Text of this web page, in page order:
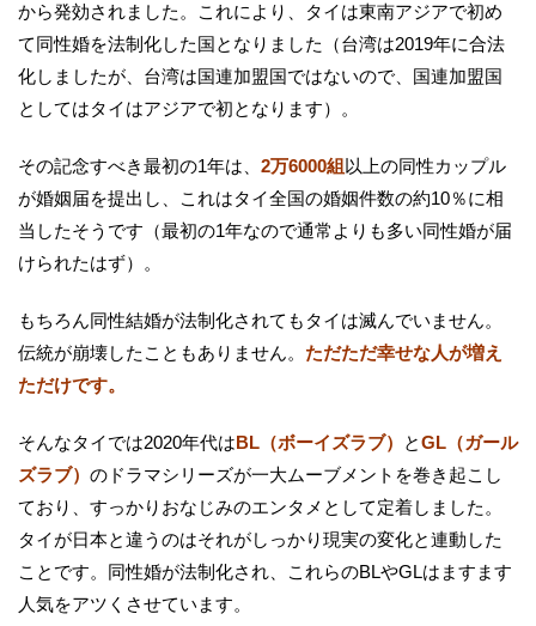
から発効されました。これにより、タイは東南アジアで初め
て同性婚を法制化した国となりました（台湾は2019年に合法
化しましたが、台湾は国連加盟国ではないので、国連加盟国
としてはタイはアジアで初となります）。
その記念すべき最初の1年は、 2万6000組以上の同性カップル
が婚姻届を提出し、これはタイ全国の婚姻件数の約10％に相
当したそうです（最初の1年なので通常よりも多い同性婚が届
けられたはず）。
もちろん同性結婚が法制化されてもタイは滅んでいません。
伝統が崩壊したこともありません。 ただただ幸せな人が増え
ただけです。
そんなタイでは2020年代はBL（ボーイズラブ） とGL（ガール
ズラブ） のドラマシリーズが一大ムーブメントを巻き起こし
ており、すっかりおなじみのエンタメとして定着しました。
タイが日本と違うのはそれがしっかり現実の変化と連動した
ことです。同性婚が法制化され、これらのBLやGLはますます
人気をアツくさせています。